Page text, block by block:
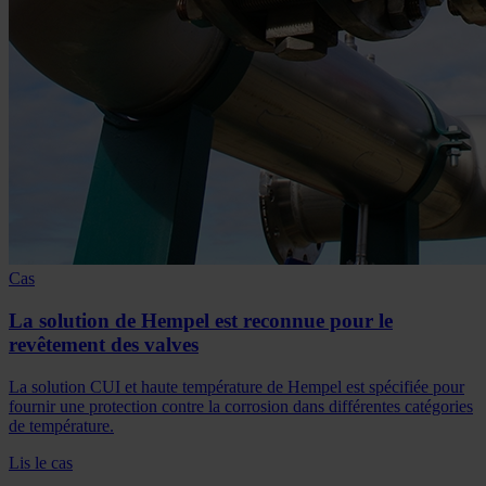
Cas
La solution de Hempel est reconnue pour le
revêtement des valves
La solution CUI et haute température de Hempel est spécifiée pour
fournir une protection contre la corrosion dans différentes catégories
de température.
Lis le cas